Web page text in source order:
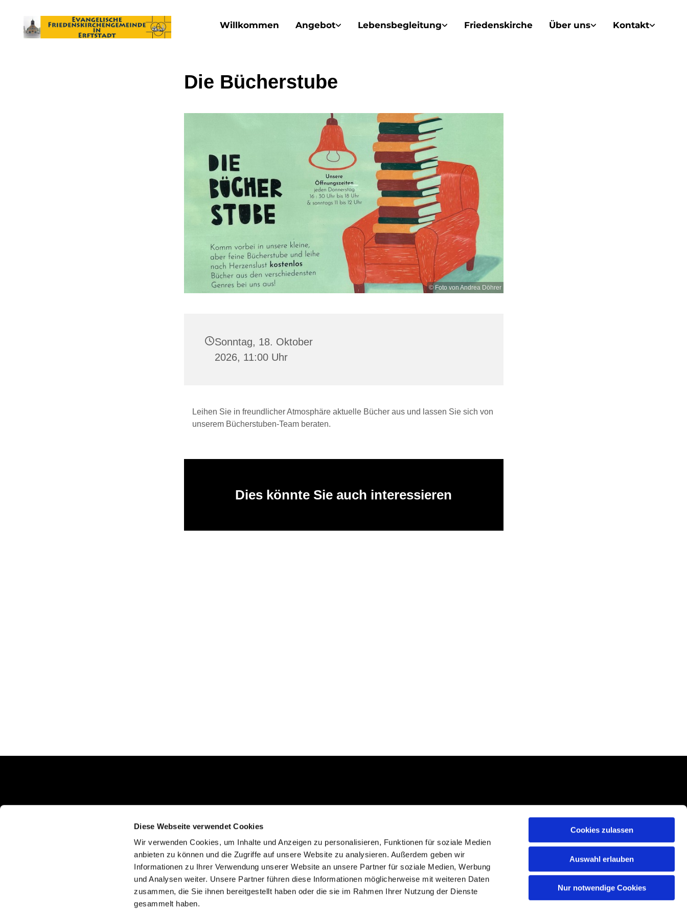
Diese Webseite verwendet Cookies
Wir verwenden Cookies, um Inhalte und Anzeigen zu personalisieren, Funktionen für soziale Medien
anbieten zu können und die Zugriffe auf unsere Website zu analysieren. Außerdem geben wir
Informationen zu Ihrer Verwendung unserer Website an unsere Partner für soziale Medien, Werbung
und Analysen weiter. Unsere Partner führen diese Informationen möglicherweise mit weiteren Daten
zusammen, die Sie ihnen bereitgestellt haben oder die sie im Rahmen Ihrer Nutzung der Dienste
gesammelt haben.
Cookies zulassen
Auswahl erlauben
Nur notwendige Cookies
Willkommen Angebot Lebensbegleitung Friedenskirche Über uns Kontakt
Die Bücherstube
© Foto von Andrea Döhrer
Sonntag, 18. Oktober
2026, 11:00 Uhr
Leihen Sie in freundlicher Atmosphäre aktuelle Bücher aus und lassen Sie sich von
unserem Bücherstuben-Team beraten.
Dies könnte Sie auch interessieren
Erftstadt, NRW 50374
02235 923130
gemeinde@efkgie.de